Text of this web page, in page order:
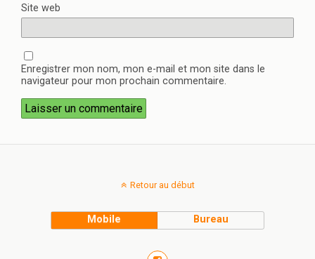
Site web
Enregistrer mon nom, mon e-mail et mon site dans le
navigateur pour mon prochain commentaire.
Retour au début
Mobile Bureau